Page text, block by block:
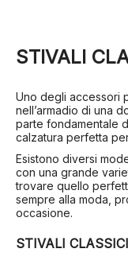
STIVALI
Uno degli accessori
nell’armadio di una
parte fondamentale
calzatura perfetta
Esistono diversi
con una grande
trovare quello
sempre alla moda,
occasione.
STIVALI